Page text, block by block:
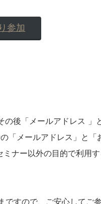
参加
の後「メールアドレス 」
「メールアドレス」と「
ナー以外の目的で利用
すので、ご安心してご参